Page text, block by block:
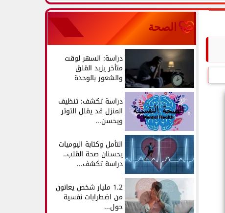
الصحة
دراسة: السهر لوقت
متأخر يزيد القلق
والشعور بالوحدة
دراسة تكشف: تنظيف
المنزل قد يقلل التوتر
ويحسن...
التأمل وكتابة اليوميات
يحسنان صحة القلب..
دراسة تكشف...
1.2 مليار شخص يعانون
من اضطرابات نفسية
حول...